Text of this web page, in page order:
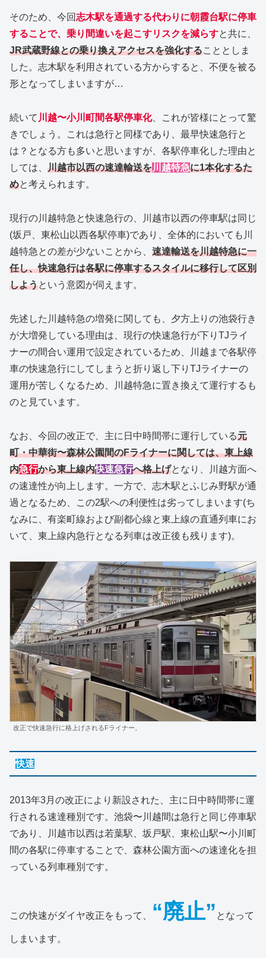
そのため、今回志木駅を通過する代わりに朝霞台駅に停車
することで、乗り間違いを起こすリスクを減らすと共に、
JR武蔵野線との乗り換えアクセスを強化することとしま
した。志木駅を利用されている方からすると、不便を被る
形となってしまいますが…
続いて 川越〜小川町間各駅停車化、これが皆様にとって驚
きでしょう。これは急行と同様であり、最早快速急行と
は？となる方も多いと思いますが、各駅停車化した理由と
しては、 川越市以西の速達輸送を川越特急に1本化するた
めと考えられます。
現行の川越特急と快速急行の、川越市以西の停車駅は同じ
(坂戸、東松山以西各駅停車)であり、全体的においても川
越特急との差が少ないことから、 速達輸送を川越特急に一
任し、快速急行は各駅に停車するスタイルに移行して区別
しようという意図が伺えます。
先述した川越特急の増発に関しても、夕方上りの池袋行き
が大増発している理由は、現行の快速急行が下りTJライ
ナーの間合い運用で設定されているため、川越まで各駅停
車の快速急行にしてしまうと折り返し下りTJライナーの
運用が苦しくなるため、川越特急に置き換えて運行するも
のと見ています。
なお、今回の改正で、主に日中時間帯に運行している元
町・中華街〜森林公園間のFライナーに関しては、東上線
内急行から東上線内快速急行へ格上げとなり、川越方面へ
の速達性が向上します。一方で、志木駅とふじみ野駅が通
過となるため、この2駅への利便性は劣ってしまいます(ち
なみに、有楽町線および副都心線と東上線の直通列車にお
いて、東上線内急行となる列車は改正後も残ります)。
改正で快速急行に格上げされるFライナー。
快速
2013年3月の改正により新設された、主に日中時間帯に運
行される速達種別です。池袋〜川越間は急行と同じ停車駅
であり、川越市以西は若葉駅、坂戸駅、東松山駅〜小川町
間の各駅に停車することで、森林公園方面への速達化を担
っている列車種別です。
この快速がダイヤ改正をもって、 “廃止” となって
しまいます。